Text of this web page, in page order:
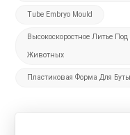
Tube Embryo Mould
Высокоскоростное Литье
Животных
Пластиковая Форма Для